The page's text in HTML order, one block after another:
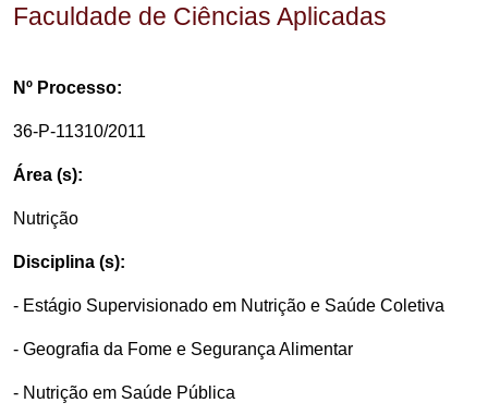
Faculdade de Ciências Aplicadas
Nº Processo:
36-P-11310/2011
Área (s):
Nutrição
Disciplina (s):
- Estágio Supervisionado em Nutrição e Saúde Coletiva
- Geografia da Fome e Segurança Alimentar
- Nutrição em Saúde Pública